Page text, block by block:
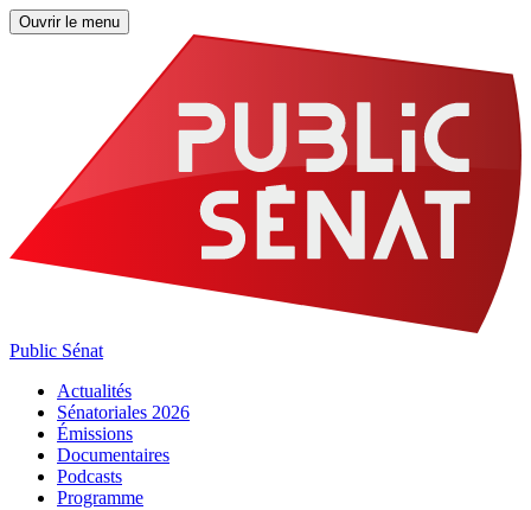
Ouvrir le menu
Public Sénat
Actualités
Sénatoriales 2026
Émissions
Documentaires
Podcasts
Programme